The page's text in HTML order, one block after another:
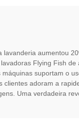
lavanderia aumentou
Flying Fish de
máquinas suportam o
clientes adoram a
Uma verdadeira